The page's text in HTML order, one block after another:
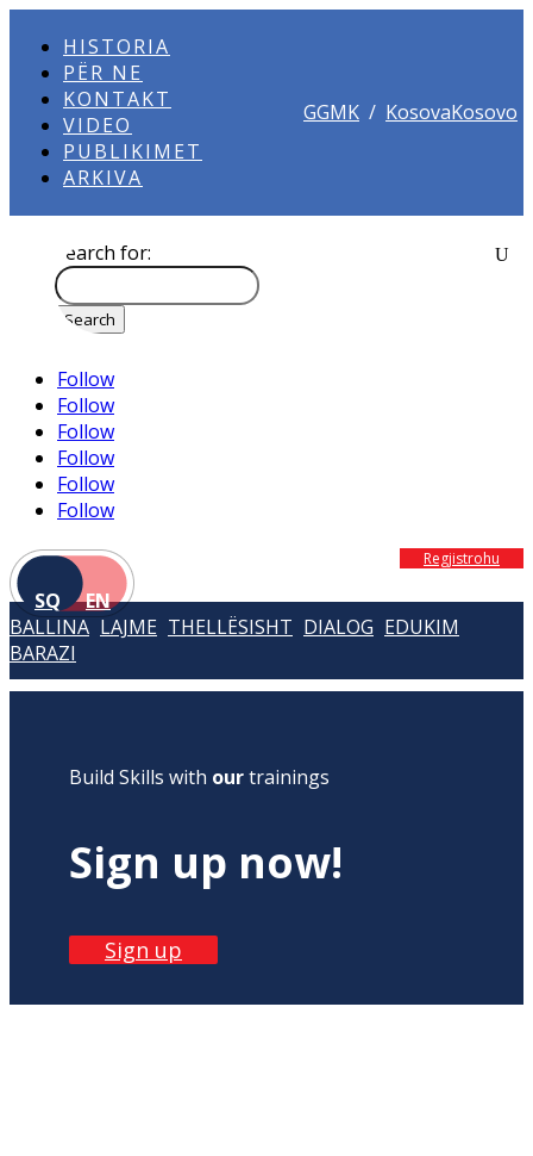
HISTORIA
PËR NE
KONTAKT
VIDEO
PUBLIKIMET
ARKIVA
GGMK / KosovaKosovo
Search for:
Follow
Follow
Follow
Follow
Follow
Follow
SQ EN
Regjistrohu
BALLINA LAJME THELLËSISHT DIALOG EDUKIM
BARAZI
Build Skills with ourtrainings
Sign up now!
Sign up